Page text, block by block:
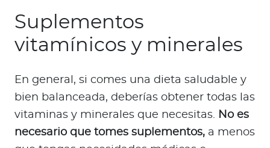
Suplementos
vitamínicos y minerales
En general, si comes una dieta saludable y
bien balanceada, deberías obtener todas las
vitaminas y minerales que necesitas. No es
necesario que tomes suplementos, a menos